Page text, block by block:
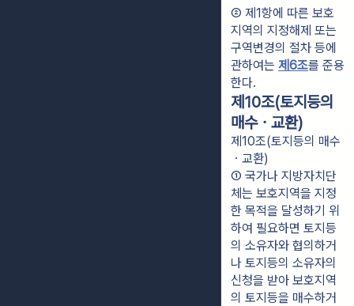
② 제1항에 따른 보호
지역의 지정해제 또는
구역변경의 절차 등에
관하여는 제6조를 준용
한다.
제10조(토지등의
매수ㆍ교환)
제10조(토지등의 매수
ㆍ교환)
① 국가나 지방자치단
체는 보호지역을 지정
한 목적을 달성하기 위
하여 필요하면 토지등
의 소유자와 협의하거
나 토지등의 소유자의
신청을 받아 보호지역
의 토지등을 매수하거